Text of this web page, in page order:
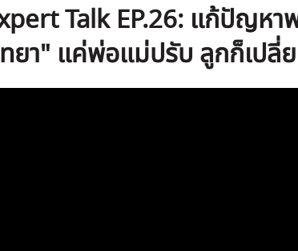
Talk EP.26: แก้ปัญห
ยา" แค่พ่อแม่ปรับ ลูกก็เปลี่